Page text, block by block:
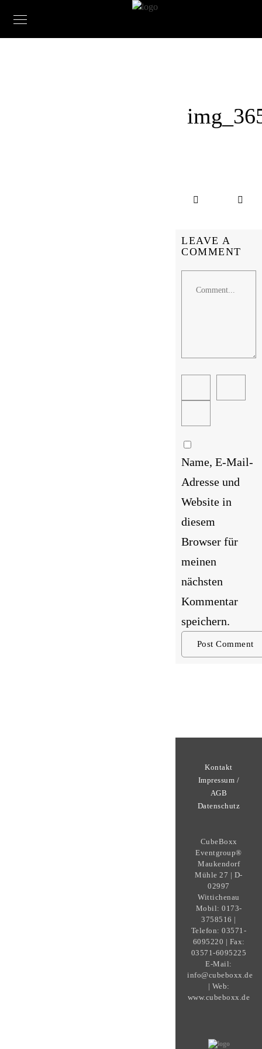
LEAVE A
COMMENT
Name, E-Mail-
Adresse und
Website in
diesem
Browser für
meinen
nächsten
Kommentar
speichern.
Kontakt
Impressum /
AGB
Datenschutz
CubeBoxx
Eventgroup®
Maukendorf
Mühle 27 | D-
02997
Wittichenau
Mobil: 0173-
3758516 |
Telefon: 03571-
6095220 | Fax:
03571-6095225
E-Mail:
info@cubeboxx.de
| Web:
www.cubeboxx.de